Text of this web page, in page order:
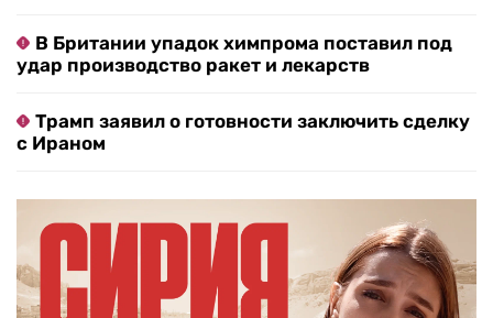
В Британии упадок химпрома поставил под
удар производство ракет и лекарств
Трамп заявил о готовности заключить сделку
с Ираном